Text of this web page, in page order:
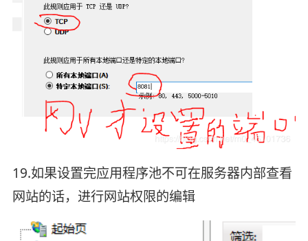
19.如果设置完应用程序池不可在服务器内部查看
网站的话，进行网站权限的编辑